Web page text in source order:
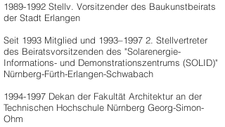
1989-1992 Stellv. Vorsitzender des Baukunstbeirats
der Stadt Erlangen
Seit 1993 Mitglied und 1993–1997 2. Stellvertreter
des Beiratsvorsitzenden des "Solarenergie-
Informations- und Demonstrationszentrums (SOLID)"
Nürnberg-Fürth-Erlangen-Schwabach
1994-1997 Dekan der Fakultät Architektur an der
Technischen Hochschule Nürnberg Georg-Simon-
Ohm